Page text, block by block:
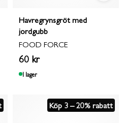
Havregrynsgröt med
jordgubb
FOOD FORCE
60 kr
I lager
Köp 3 – 20% rabatt